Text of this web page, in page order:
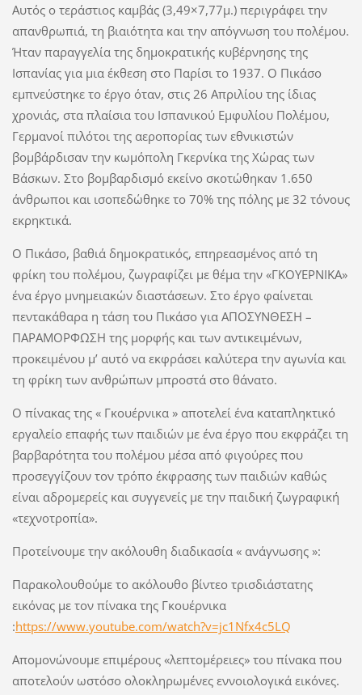
Αυτός ο τεράστιος καμβάς (3,49×7,77μ.) περιγράφει την
απανθρωπιά, τη βιαιότητα και την απόγνωση του πολέμου.
Ήταν παραγγελία της δημοκρατικής κυβέρνησης της
Ισπανίας για μια έκθεση στο Παρίσι το 1937. Ο Πικάσο
εμπνεύστηκε το έργο όταν, στις 26 Απριλίου της ίδιας
χρονιάς, στα πλαίσια του Ισπανικού Εμφυλίου Πολέμου,
Γερμανοί πιλότοι της αεροπορίας των εθνικιστών
βομβάρδισαν την κωμόπολη Γκερνίκα της Χώρας των
Βάσκων. Στο βομβαρδισμό εκείνο σκοτώθηκαν 1.650
άνθρωποι και ισοπεδώθηκε το 70% της πόλης με 32 τόνους
εκρηκτικά.
Ο Πικάσο, βαθιά δημοκρατικός, επηρεασμένος από τη
φρίκη του πολέμου, ζωγραφίζει με θέμα την «ΓΚΟΥΕΡΝΙΚΑ»
ένα έργο μνημειακών διαστάσεων. Στο έργο φαίνεται
πεντακάθαρα η τάση του Πικάσο για ΑΠΟΣΥΝΘΕΣΗ –
ΠΑΡΑΜΟΡΦΩΣΗ της μορφής και των αντικειμένων,
προκειμένου μ’ αυτό να εκφράσει καλύτερα την αγωνία και
τη φρίκη των ανθρώπων μπροστά στο θάνατο.
Ο πίνακας της « Γκουέρνικα » αποτελεί ένα καταπληκτικό
εργαλείο επαφής των παιδιών με ένα έργο που εκφράζει τη
βαρβαρότητα του πολέμου μέσα από φιγούρες που
προσεγγίζουν τον τρόπο έκφρασης των παιδιών καθώς
είναι αδρομερείς και συγγενείς με την παιδική ζωγραφική
«τεχνοτροπία».
Προτείνουμε την ακόλουθη διαδικασία « ανάγνωσης »:
Παρακολουθούμε το ακόλουθο βίντεο τρισδιάστατης
εικόνας με τον πίνακα της Γκουέρνικα
:https://www.youtube.com/watch?v=jc1Nfx4c5LQ
Απομονώνουμε επιμέρους «λεπτομέρειες» του πίνακα που
αποτελούν ωστόσο ολοκληρωμένες εννοιολογικά εικόνες.